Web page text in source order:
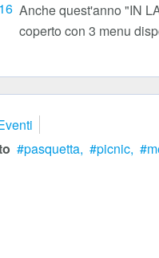
Anche quest'anno "IN
coperto con 3 menu
pasquetta, picnic,